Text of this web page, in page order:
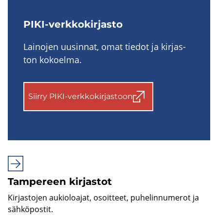
PIKI-​verkkokirjasto
Lai­no­jen uusin­nat, omat tie­dot ja kir­jas­
ton ko­koel­ma.
Siir­ry PIKI-​verkkokirjastoon
Tam­pe­reen kir­jas­tot
Kir­jas­to­jen au­kio­loa­jat, osoit­teet, pu­he­lin­nu­me­rot ja
säh­kö­pos­tit.